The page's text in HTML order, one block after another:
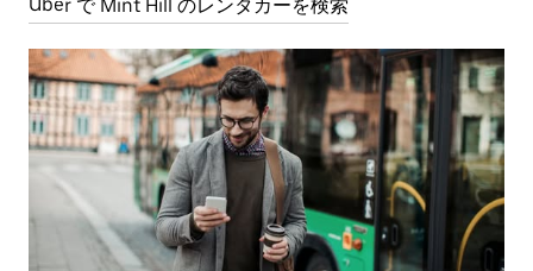
Uber で Mint Hill のレンタカーを検索